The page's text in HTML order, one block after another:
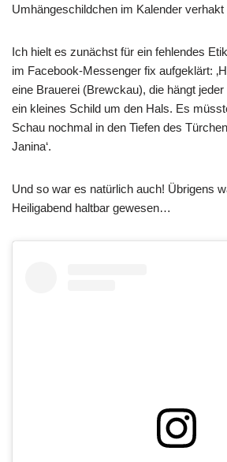
Umhängeschildchen im Kalender verhakt
Ich hielt es zunächst für ein fehlendes
im Facebook-Messenger fix aufgeklärt:
eine Brauerei (Brewckau), die hängt
ein kleines Schild um den Hals. Es
Schau nochmal in den Tiefen des
Janina‘.
Und so war es natürlich auch! Übrigens
Heiligabend haltbar gewesen…